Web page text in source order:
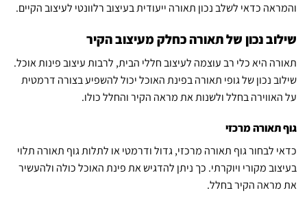
והמראה כדאי לשלב נכון תאורה ייעודית בעיצוב רלוונטי לעיצוב הקיים.
שילוב נכון של תאורה כחלק מעיצוב הקיר
תאורה היא כלי רב עוצמה לעיצוב חללי הבית, לרבות עיצוב פינות אוכל.
שילוב נכון של גופי תאורה בפינת האוכל יכול להשפיע בצורה דרמטית
על האווירה בחלל ולשנות את מראה הקיר והחלל כולו.
גוף תאורה מרכזי
כדאי לבחור גוף תאורה מרכזי, גדול ודרמטי או לתלות גוף תאורה תלוי
בעיצוב מקורי ויוקרתי. כך ניתן להדגיש את פינת האוכל כולה ולהעשיר
את מראה הקיר בחלל.